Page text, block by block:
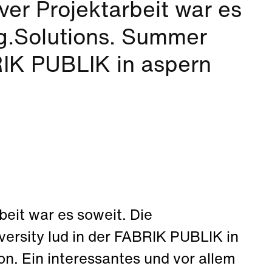
Projektarbeit war es
Summer
PUBLIK in aspern
war es soweit. Die
lud in der FABRIK PUBLIK in
Ein interessantes und vor allem